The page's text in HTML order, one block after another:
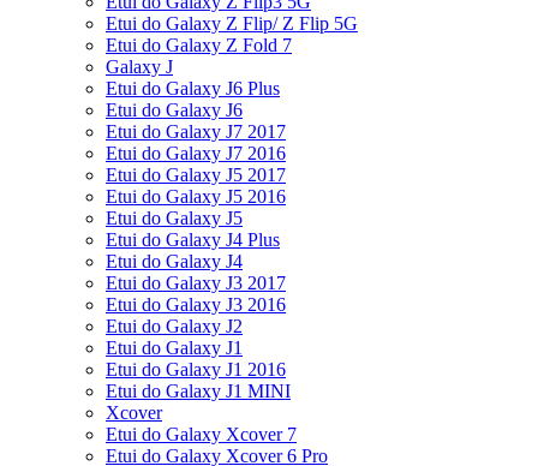
Etui do Galaxy Z Flip/ Z Flip 5G
Etui do Galaxy Z Fold 7
Galaxy J
Etui do Galaxy J6 Plus
Etui do Galaxy J6
Etui do Galaxy J7 2017
Etui do Galaxy J7 2016
Etui do Galaxy J5 2017
Etui do Galaxy J5 2016
Etui do Galaxy J5
Etui do Galaxy J4 Plus
Etui do Galaxy J4
Etui do Galaxy J3 2017
Etui do Galaxy J3 2016
Etui do Galaxy J2
Etui do Galaxy J1
Etui do Galaxy J1 2016
Etui do Galaxy J1 MINI
Xcover
Etui do Galaxy Xcover 7
Etui do Galaxy Xcover 6 Pro